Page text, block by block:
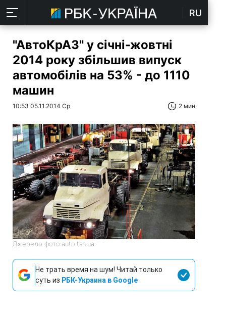
RU
"АвтоКрАЗ" у січні-жовтні
2014 року збільшив випуск
автомобілів на 53% - до 1110
машин
10:53 05.11.2014 Ср 2 мин
Джерело фото:auto.tsn.ua
Не трать время на шум! Читай только
суть из РБК-Украина в Google